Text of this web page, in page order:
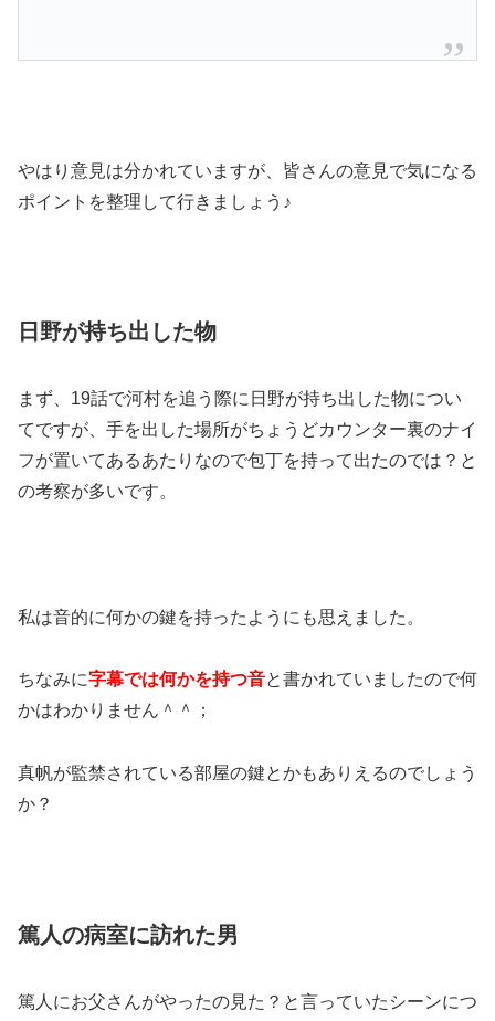
やはり意見は分かれていますが、皆さんの意見で気になる
ポイントを整理して行きましょう♪
日野が持ち出した物
まず、19話で河村を追う際に日野が持ち出した物につい
てですが、手を出した場所がちょうどカウンター裏のナイ
フが置いてあるあたりなので包丁を持って出たのでは？と
の考察が多いです。
私は音的に何かの鍵を持ったようにも思えました。
ちなみに字幕では何かを持つ音と書かれていましたので何
かはわかりません＾＾；
真帆が監禁されている部屋の鍵とかもありえるのでしょう
か？
篤人の病室に訪れた男
篤人にお父さんがやったの見た？と言っていたシーンにつ